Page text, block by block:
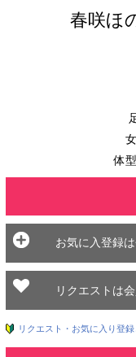
春咲ほ
体
お気に入登録
リクエストは
リクエスト・お気に入り登録